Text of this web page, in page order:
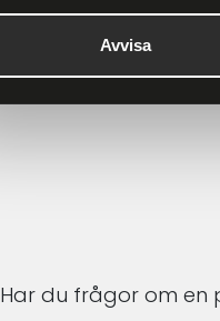
Avvisa
Har du frågor om en